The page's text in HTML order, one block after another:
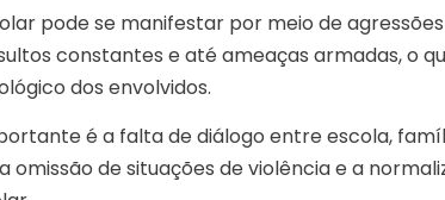
pode se manifestar por meio de
constantes e até ameaças armadas, o
dos envolvidos.
é a falta de diálogo entre escola,
omissão de situações de violência e a